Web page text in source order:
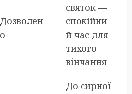
Дозволен
о
святок —
спокійни
й час для
тихого
вінчання
До сирної